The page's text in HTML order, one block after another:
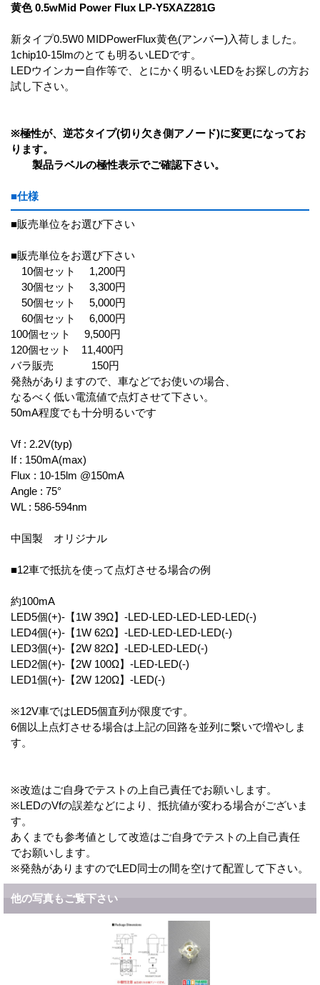
黄色 0.5wMid Power Flux LP-Y5XAZ281G
新タイプ0.5W0 MIDPowerFlux黄色(アンバー)入荷しました。
1chip10-15lmのとても明るいLEDです。
LEDウインカー自作等で、とにかく明るいLEDをお探しの方お
試し下さい。
※極性が、逆芯タイプ(切り欠き側アノード)に変更になってお
ります。
製品ラベルの極性表示でご確認下さい。
■仕様
■販売単位をお選び下さい
■販売単位をお選び下さい
10個セット 1,200円
30個セット 3,300円
50個セット 5,000円
60個セット 6,000円
100個セット 9,500円
120個セット 11,400円
バラ販売 150円
発熱がありますので、車などでお使いの場合、
なるべく低い電流値で点灯させて下さい。
50mA程度でも十分明るいです
Vf : 2.2V(typ)
If : 150mA(max)
Flux : 10-15lm @150mA
Angle : 75°
WL : 586-594nm
中国製 オリジナル
■12車で抵抗を使って点灯させる場合の例
約100mA
LED5個(+)-【1W 39Ω】-LED-LED-LED-LED-LED(-)
LED4個(+)-【1W 62Ω】-LED-LED-LED-LED(-)
LED3個(+)-【2W 82Ω】-LED-LED-LED(-)
LED2個(+)-【2W 100Ω】-LED-LED(-)
LED1個(+)-【2W 120Ω】-LED(-)
※12V車ではLED5個直列が限度です。
6個以上点灯させる場合は上記の回路を並列に繋いで増やしま
す。
※改造はご自身でテストの上自己責任でお願いします。
※LEDのVfの誤差などにより、抵抗値が変わる場合がございま
す。
あくまでも参考値として改造はご自身でテストの上自己責任
でお願いします。
※発熱がありますのでLED同士の間を空けて配置して下さい。
他の写真もご覧下さい